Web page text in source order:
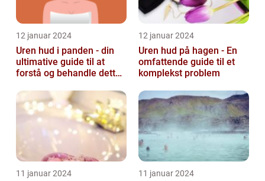
12 januar 2024
Uren hud i panden - din
ultimative guide til at
forstå og behandle dette
12 januar 2024
Uren hud på hagen - En
omfattende guide til et
komplekst problem
11 januar 2024 11 januar 2024